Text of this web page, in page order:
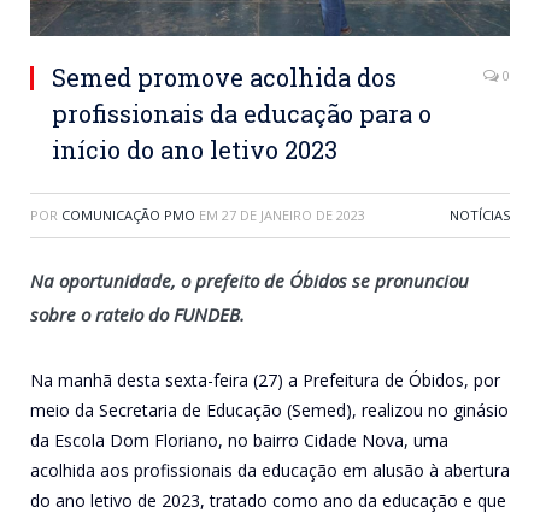
Semed promove acolhida dos
profissionais da educação para o
início do ano letivo 2023
0
POR COMUNICAÇÃO PMO EM 27 DE JANEIRO DE 2023 NOTÍCIAS
Na oportunidade, o prefeito de Óbidos se pronunciou
sobre o rateio do FUNDEB.
Na manhã desta sexta-feira (27) a Prefeitura de Óbidos, por
meio da Secretaria de Educação (Semed), realizou no ginásio
da Escola Dom Floriano, no bairro Cidade Nova, uma
acolhida aos profissionais da educação em alusão à abertura
do ano letivo de 2023, tratado como ano da educação e que